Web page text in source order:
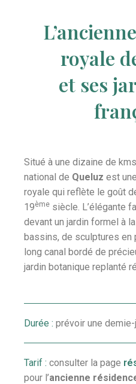
royale
et ses
Situé à une dizaine de
national de Queluz est
royale qui reflète le goût
19ème siècle. L’élégante
devant un jardin formel à
bassins, de sculptures en
long canal bordé de
jardin botanique replanté
Durée : prévoir une
Tarif : consulter la page
pour l’ancienne